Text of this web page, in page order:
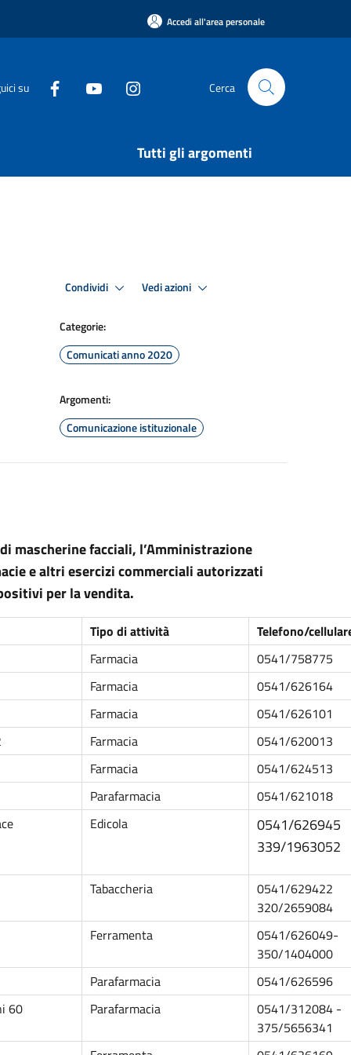
Accedi all'area personale
su Cerca
Tutti gli argomenti
Condividi Vedi azioni
Categorie:
Comunicati anno 2020
Argomenti:
Comunicazione istituzionale
mascherine facciali, l’Amministrazione
e altri esercizi commerciali autorizzati
per la vendita.
Tipo di attività
Telefono/
Farmacia
0541/758775
Farmacia
0541/626164
Farmacia
0541/626101
Farmacia
0541/620013
Farmacia
0541/624513
Parafarmacia
0541/621018
Edicola
0541/626945
339/1963052
Tabaccheria
0541/629422
320/2659084
Ferramenta
0541/626049-
350/1404000
Parafarmacia
0541/626596
60
Parafarmacia
0541/312084 -
375/5656341